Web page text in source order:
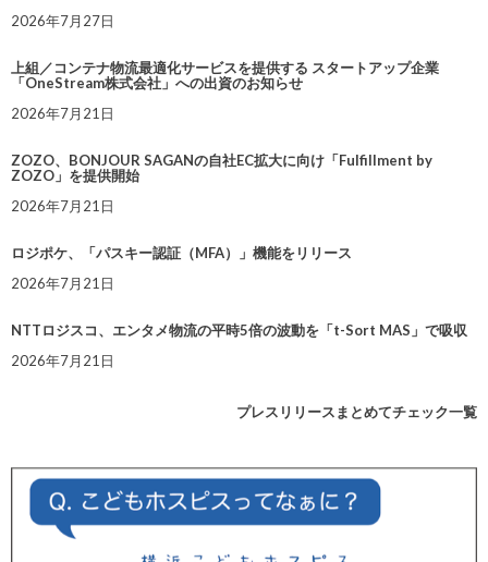
2026年7月27日
上組／コンテナ物流最適化サービスを提供する スタートアップ企業
「OneStream株式会社」への出資のお知らせ
2026年7月21日
ZOZO、BONJOUR SAGANの自社EC拡大に向け「Fulfillment by
ZOZO」を提供開始
2026年7月21日
ロジポケ、「パスキー認証（MFA）」機能をリリース
2026年7月21日
NTTロジスコ、エンタメ物流の平時5倍の波動を「t-Sort MAS」で吸収
2026年7月21日
プレスリリースまとめてチェック一覧